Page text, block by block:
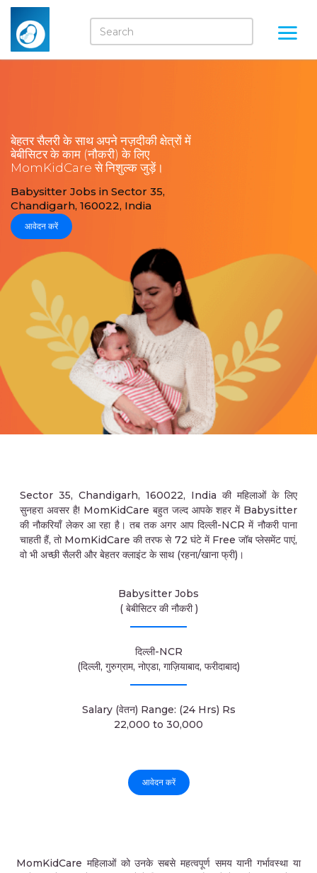
बेहतर सैलरी के साथ अपने नज़दीकी क्षेत्रों में
बेबीसिटर के काम (नौकरी) के लिए
MomKidCare से निशुल्क जुड़ें।
Babysitter Jobs in Sector 35,
Chandigarh, 160022, India
आवेदन करें
Sector 35, Chandigarh, 160022, India की महिलाओं के लिए
सुनहरा अवसर है! MomKidCare बहुत जल्द आपके शहर में Babysitter
की नौकरियाँ लेकर आ रहा है। तब तक अगर आप दिल्ली-NCR में नौकरी पाना
चाहती हैं, तो MomKidCare की तरफ से 72 घंटे में Free जॉब प्लेसमेंट पाएं,
वो भी अच्छी सैलरी और बेहतर क्लाइंट के साथ (रहना/खाना फ्री)।
Babysitter Jobs
( बेबीसिटर की नौकरी )
दिल्ली-NCR
(दिल्ली, गुरुग्राम, नोएडा, गाज़ियाबाद, फरीदाबाद)
Salary (वेतन) Range: (24 Hrs) Rs
22,000 to 30,000
आवेदन करें
MomKidCare महिलाओं को उनके सबसे महत्वपूर्ण समय यानी गर्भावस्था या